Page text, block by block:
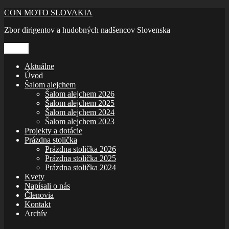
Prejsť
obsah
CON MOTO SLOVAKIA
Zbor dirigentov a hudobných nadšencov Slovenska
Aktuálne
Úvod
Šalom alejchem
Šalom alejchem 2026
Šalom alejchem 2025
Šalom alejchem 2024
Šalom alejchem 2023
Projekty a dotácie
Prázdna stolička
Prázdna stolička 2026
Prázdna stolička 2025
Prázdna stolička 2024
Kvety
Napísali o nás
Členovia
Kontakt
Archív